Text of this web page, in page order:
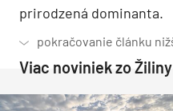
prirodzená dominanta.
Viac noviniek zo Žiliny